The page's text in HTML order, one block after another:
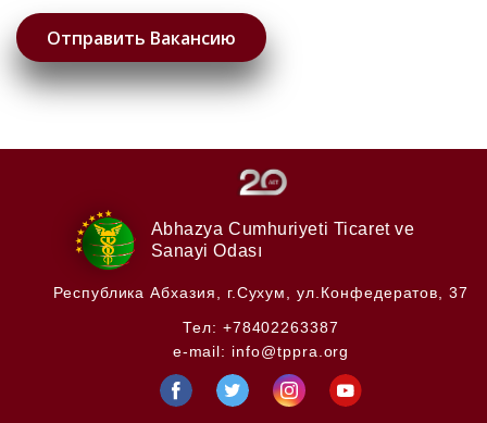
Abhazya Cumhuriyeti Ticaret ve
Sanayi Odası
Республика Абхазия,
г.Сухум, ул.Конфедератов, 37
Тел: +78402263387
e-mail: info@tppra.org